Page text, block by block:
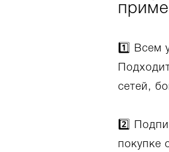
1️⃣ Всем
сетей,
2️⃣
покупке